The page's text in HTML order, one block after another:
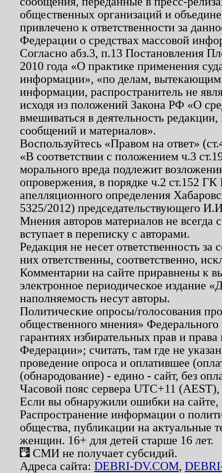
общественных организаций и
привлечено к ответственности за
Федерации о средствах массовой
Согласно абз.3, п.13 Постановления
2010 года «О практике применения
информации», «по делам, вытекающим
информации, распространитель не
исходя из положений Закона РФ «О
вмешиваться в деятельность
сообщений и материалов».
Воспользуйтесь «Правом на ответ»
«В соответствии с положением ч.3
морального вреда подлежит
опровержения, в порядке ч.2 ст.152
апелляционного определения
5325/2012) председательствующего
Мнения авторов материалов не
вступает в переписку с авторами.
Редакция не несет ответственность
них ответственны, соответственно,
Комментарии на сайте приравнены к
электронное периодическое издание
наполняемость несут авторы.
Политические опросы/голосования
общественного мнения»
гарантиях избирательных прав и
Федерации»; считать, там где не
проведение опроса и оплатившее
(обнародование) - едино - сайт, без
Часовой пояс сервера UTC+11
Если вы обнаружили ошибки на
Распространение информации о
общества, публикации на актуальные
женщин. 16+ для детей старше 16 лет.
СМИ не получает субсидий.
Адреса сайта: DEBRI-DV.COM,